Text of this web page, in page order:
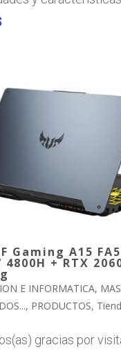
Gaming A15
4800H + RTX
E INFORMATICA,
, PRODUCTOS,
gracias por